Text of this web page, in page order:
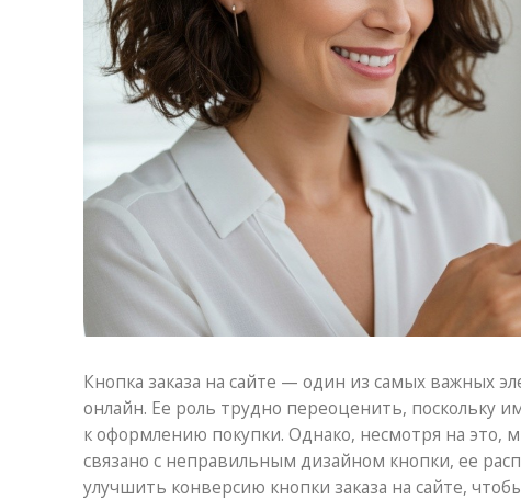
Кнопка заказа на сайте — один из самых важных
онлайн. Ее роль трудно переоценить, поскольку
к оформлению покупки. Однако, несмотря на это,
связано с неправильным дизайном кнопки, ее
улучшить конверсию кнопки заказа на сайте,